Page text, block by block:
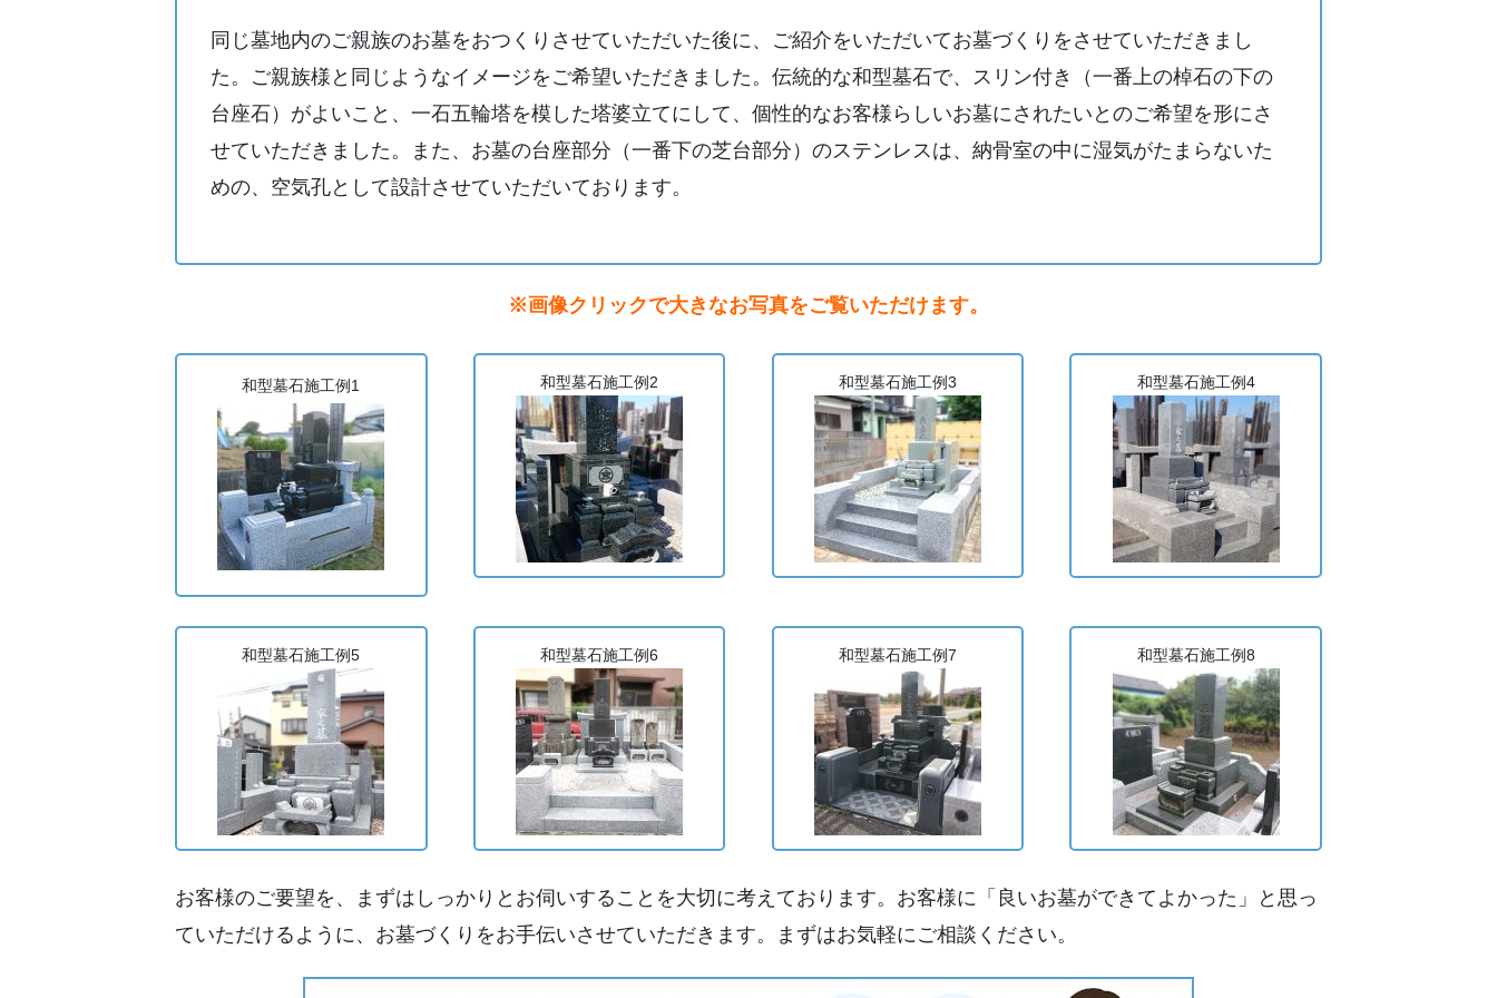
同じ墓地内のご親族のお墓をおつくりさせていただいた後に、ご紹介をいただいてお墓づくりをさせていただきまし
た。ご親族様と同じようなイメージをご希望いただきました。伝統的な和型墓石で、スリン付き（一番上の棹石の下の
台座石）がよいこと、一石五輪塔を模した塔婆立てにして、個性的なお客様らしいお墓にされたいとのご希望を形にさ
せていただきました。また、お墓の台座部分（一番下の芝台部分）のステンレスは、納骨室の中に湿気がたまらないた
めの、空気孔として設計させていただいております。
※画像クリックで大きなお写真をご覧いただけます。
和型墓石施工例1 和型墓石施工例2 和型墓石施工例3 和型墓石施工例4
和型墓石施工例5 和型墓石施工例6 和型墓石施工例7 和型墓石施工例8
お客様のご要望を、まずはしっかりとお伺いすることを大切に考えております。お客様に「良いお墓ができてよかった」と思っ
ていただけるように、お墓づくりをお手伝いさせていただきます。まずはお気軽にご相談ください。